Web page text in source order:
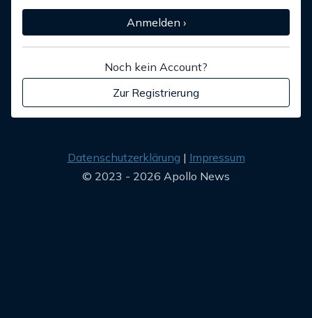
Anmelden ›
Noch kein Account?
Zur Registrierung
Datenschutzerklärung
Impressum
© 2023 - 2026 Apollo News